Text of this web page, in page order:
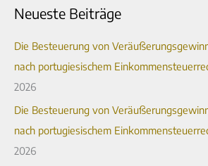
h
e
n
n
a
h
Neueste Beiträge
Die Besteuerung von
nach portugiesischem
2026
Die Besteuerung von
nach portugiesischem
2026
h
v